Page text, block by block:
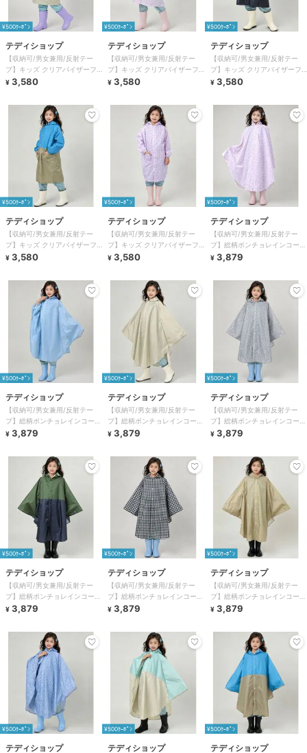
¥500ｸｰﾎﾟﾝ
テディショップ
【収納可/男女兼用/反射テー
プ】キッズ クリアバイザーフ
ード付きレインコート+収納袋
¥ 3,580
¥500ｸｰﾎﾟﾝ
テディショップ
【収納可/男女兼用/反射テー
プ】キッズ クリアバイザーフ
ード付きレインコート+収納袋
¥ 3,580
¥500ｸｰﾎﾟﾝ
テディショップ
【収納可/男女兼用/反射テー
プ】キッズ クリアバイザーフ
ード付きレインコート+収納袋
¥ 3,580
¥500ｸｰﾎﾟﾝ
テディショップ
【収納可/男女兼用/反射テー
プ】キッズ クリアバイザーフ
ード付きレインコート+収納袋
¥ 3,580
¥500ｸｰﾎﾟﾝ
テディショップ
【収納可/男女兼用/反射テー
プ】キッズ クリアバイザーフ
ード付きレインコート+収納袋
¥ 3,580
¥500ｸｰﾎﾟﾝ
テディショップ
【収納可/男女兼用/反射テー
プ】総柄ポンチョレインコート
+収納袋 2点セット キッズ
¥ 3,879
¥500ｸｰﾎﾟﾝ
テディショップ
【収納可/男女兼用/反射テー
プ】総柄ポンチョレインコート
+収納袋 2点セット キッズ
¥ 3,879
¥500ｸｰﾎﾟﾝ
テディショップ
【収納可/男女兼用/反射テー
プ】総柄ポンチョレインコート
+収納袋 2点セット キッズ
¥ 3,879
¥500ｸｰﾎﾟﾝ
テディショップ
【収納可/男女兼用/反射テー
プ】総柄ポンチョレインコート
+収納袋 2点セット キッズ
¥ 3,879
¥500ｸｰﾎﾟﾝ
テディショップ
【収納可/男女兼用/反射テー
プ】総柄ポンチョレインコート
+収納袋 2点セット キッズ
¥ 3,879
¥500ｸｰﾎﾟﾝ
テディショップ
【収納可/男女兼用/反射テー
プ】総柄ポンチョレインコート
+収納袋 2点セット キッズ
¥ 3,879
¥500ｸｰﾎﾟﾝ
テディショップ
【収納可/男女兼用/反射テー
プ】総柄ポンチョレインコート
+収納袋 2点セット キッズ
¥ 3,879
¥500ｸｰﾎﾟﾝ
テディショップ
¥500ｸｰﾎﾟﾝ
テディショップ
¥500ｸｰﾎﾟﾝ
テディショップ